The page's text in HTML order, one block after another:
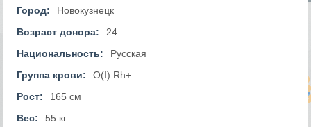
Город:
Новокузнецк
Возраст донора:
24
Национальность:
Русская
Группа крови:
O(I) Rh+
Рост:
165 см
Вес:
55 кг